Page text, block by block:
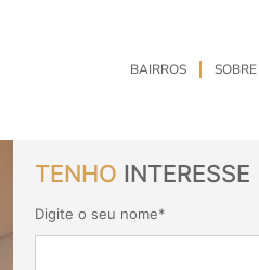
BAIRROS
TENHO INTERESSE
Digite o seu nome*